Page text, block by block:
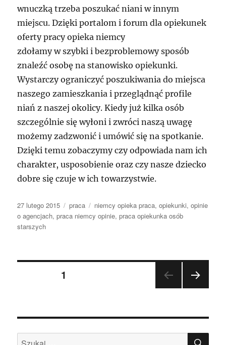
wnuczką trzeba poszukać niani w innym
miejscu. Dzięki portalom i forum dla opiekunek
oferty pracy opieka niemcy
zdołamy w szybki i bezproblemowy sposób
znaleźć osobę na stanowisko opiekunki.
Wystarczy ograniczyć poszukiwania do miejsca
naszego zamieszkania i przeglądnąć profile
niań z naszej okolicy. Kiedy już kilka osób
szczególnie się wyłoni i zwróci naszą uwagę
możemy zadzwonić i umówić się na spotkanie.
Dzięki temu zobaczymy czy odpowiada nam ich
charakter, usposobienie oraz czy nasze dziecko
dobre się czuje w ich towarzystwie.
Data
publikacji
27 lutego 2015 Kategorie
praca Tagi
niemcy opieka praca,opiekunki,opinie
o agencjach,praca niemcy opinie,praca opiekunka osób
starszych
Nawigacja
wpisach
STRONA1
STR
ONA
Szukaj: